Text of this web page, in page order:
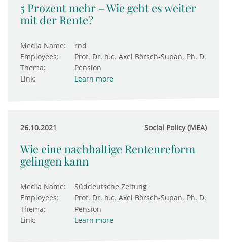
5 Prozent mehr – Wie geht es weiter
mit der Rente?
Media Name:
rnd
Employees:
Prof. Dr. h.c. Axel Börsch-Supan, Ph. D.
Thema:
Pension
Link:
Learn more
26.10.2021 Social Policy (MEA)
Wie eine nachhaltige Rentenreform
gelingen kann
Media Name:
Süddeutsche Zeitung
Employees:
Prof. Dr. h.c. Axel Börsch-Supan, Ph. D.
Thema:
Pension
Link:
Learn more